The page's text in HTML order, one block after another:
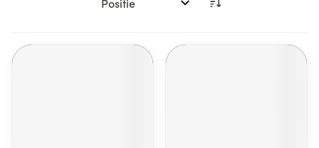
Sorteer op: